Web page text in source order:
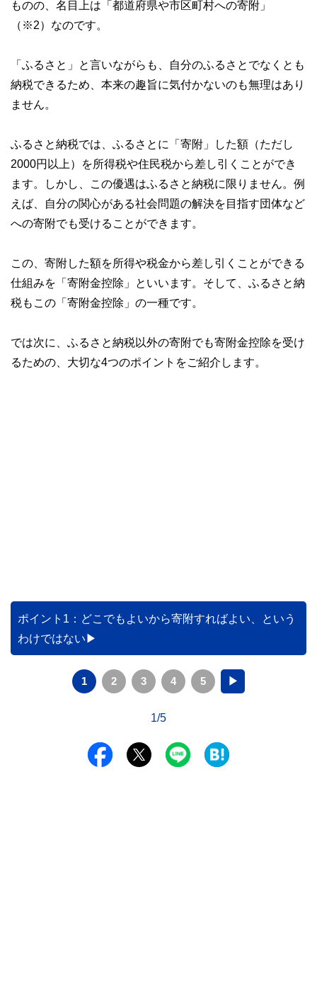
ものの、名目上は「都道府県や市区町村への寄附」
（※2）なのです。
「ふるさと」と言いながらも、自分のふるさとでなくとも
納税できるため、本来の趣旨に気付かないのも無理はあり
ません。
ふるさと納税では、ふるさとに「寄附」した額（ただし
2000円以上）を所得税や住民税から差し引くことができ
ます。しかし、この優遇はふるさと納税に限りません。例
えば、自分の関心がある社会問題の解決を目指す団体など
への寄附でも受けることができます。
この、寄附した額を所得や税金から差し引くことができる
仕組みを「寄附金控除」といいます。そして、ふるさと納
税もこの「寄附金控除」の一種です。
では次に、ふるさと納税以外の寄附でも寄附金控除を受け
るための、大切な4つのポイントをご紹介します。
ポイント1：どこでもよいから寄附すればよい、という
わけではない
1 2 3 4 5 ▶
1/5